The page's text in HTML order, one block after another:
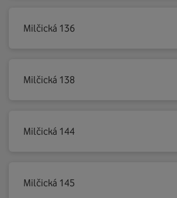
Milčická 136
Milčická 138
Milčická 144
Milčická 145